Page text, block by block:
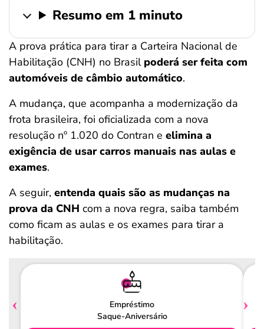
Resumo em 1 minuto
A prova prática para tirar a Carteira Nacional de
Habilitação (CNH) no Brasil poderá ser feita com
automóveis de câmbio automático.
A mudança, que acompanha a modernização da
frota brasileira, foi oficializada com a nova
resolução nº 1.020 do Contran e elimina a
exigência de usar carros manuais nas aulas e
exames.
A seguir, entenda quais são as mudanças na
prova da CNH com a nova regra, saiba também
como ficam as aulas e os exames para tirar a
habilitação.
Empréstimo
Saque-Aniversário